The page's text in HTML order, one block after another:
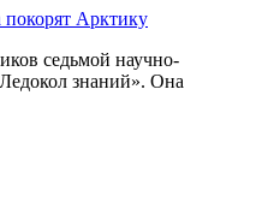
Арктику
седьмой научно-
знаний». Она